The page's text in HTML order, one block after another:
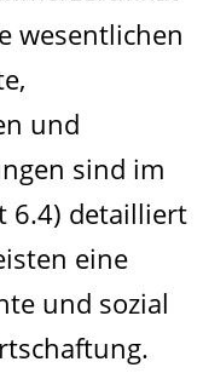
wesentlichen
und
sind im
6.4) detailliert
eine
und sozial